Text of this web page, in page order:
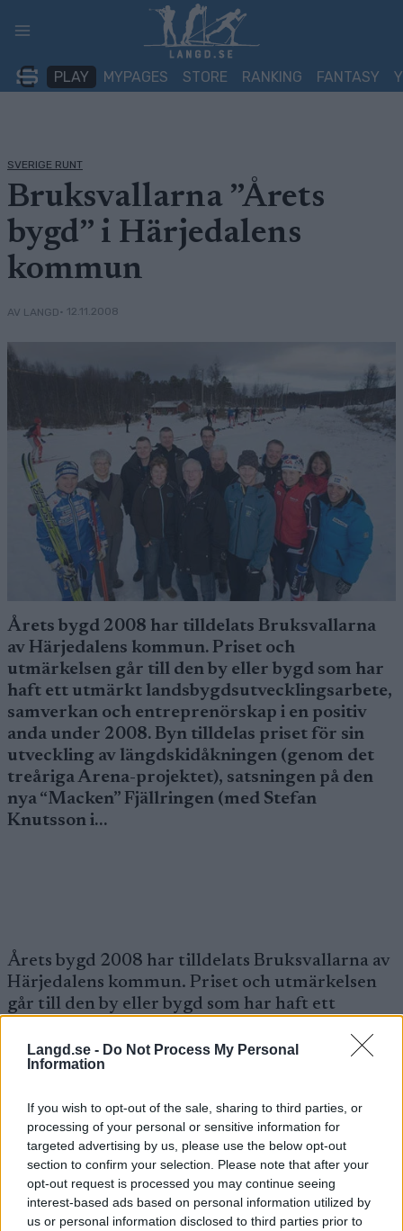
Langd.se - Do Not Process My Personal
Information
If you wish to opt-out of the sale, sharing to third parties, or
processing of your personal or sensitive information for
targeted advertising by us, please use the below opt-out
section to confirm your selection. Please note that after your
opt-out request is processed you may continue seeing
interest-based ads based on personal information utilized by
us or personal information disclosed to third parties prior to
PLAY MYPAGES STORE RANKING FANTASY
SVERIGE RUNT
Bruksvallarna ”Årets
bygd” i Härjedalens
kommun
AV LANGD• 12.11.2008
Årets bygd 2008 har tilldelats Bruksvallarna
av Härjedalens kommun. Priset och
utmärkelsen går till den by eller bygd som har
haft ett utmärkt landsbygdsutvecklingsarbete,
samverkan och entreprenörskap i en positiv
anda under 2008. Byn tilldelas priset för sin
utveckling av längdskidåkningen (genom det
treåriga Arena-projektet), satsningen på den
nya “Macken” Fjällringen (med Stefan
Knutsson i…
Årets bygd 2008 har tilldelats Bruksvallarna av
Härjedalens kommun. Priset och utmärkelsen
går till den by eller bygd som har haft ett
samverkan och entreprenörskap i en positiv
anda under 2008. Byn tilldelas priset för sin
treåriga Arena-projektet), satsningen på den
nya “Macken” Fjällringen (med Stefan Knutsson
i spetsen) och det ideella och långvariga arbetet
som läggs på sommarens gruvdagar (som troget
arrangerats av byns starka Byalag).
På bilden syns representanter från